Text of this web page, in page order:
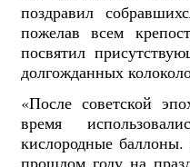
поздравил
пожелав всем
посвятил
долгожданных
«После советской
время
кислородные
прошлом году на